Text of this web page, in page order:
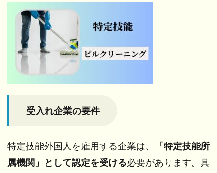
受入れ企業の要件
特定技能外国人を雇用する企業は、
「特定技能所
属機関」として認定を受ける必要があります。具